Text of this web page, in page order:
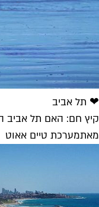
❤ תל אביב
קיץ חם: האם תל אביב
מאתמערכת טיים אאוט